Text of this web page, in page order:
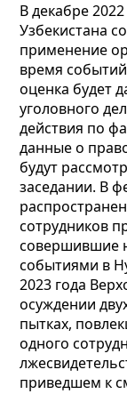
В декабре
Узбекистана
применение
время
оценка будет
уголовного
действия по
данные о
будут
заседании. В
сотрудников
совершившие
событиями в
2023 года
осуждении
пытках,
одного
приведшем к